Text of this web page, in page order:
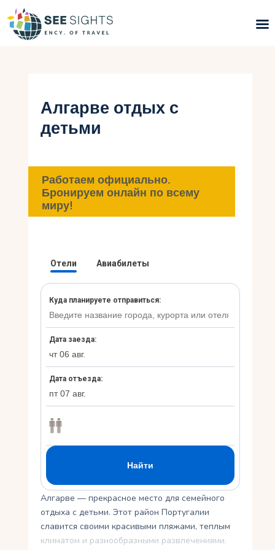
Горящие туры
Типы Туров
Инфо
Блог
Укр
Алгарве отдых с
детьми
Работаем официально.
Бронируем онлайн по всему
миру!
Алгарве — прекрасное место для семейного
отдыха с детьми. Этот район Португалии
славится своими красивыми пляжами, теплым
климатом и разнообразными развлечениями.